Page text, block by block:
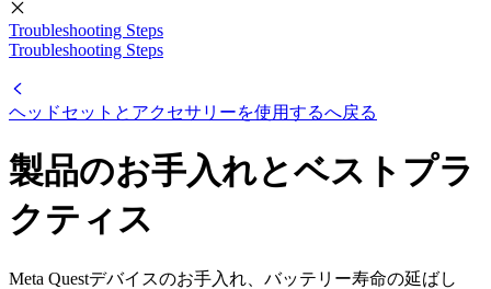
Troubleshooting Steps
Troubleshooting Steps
ヘッドセットとアクセサリーを使用するへ戻る
製品のお手入れとベストプラ
クティス
Meta Questデバイスのお手入れ、バッテリー寿命の延ばし